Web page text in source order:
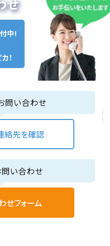
せ
中!
！
問い合わせ
絡先を確認
い合わせ
せフォーム